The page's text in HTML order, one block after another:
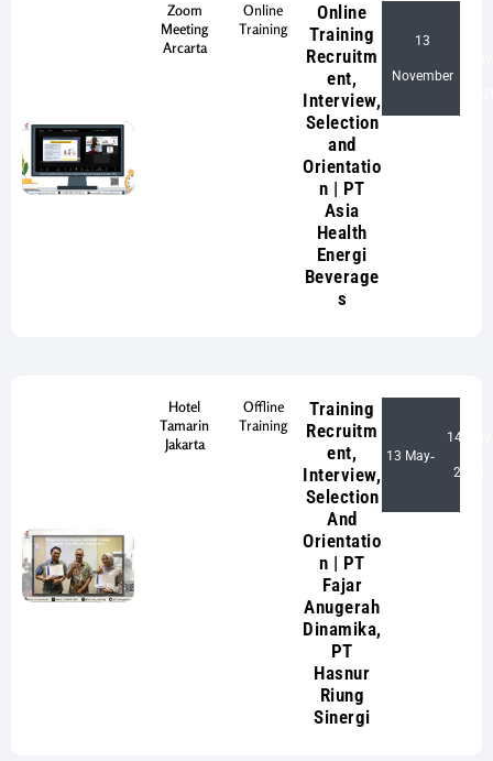
Zoom
Meeting
Arcarta
Online
Training
Online
Training
Recruitm
ent,
Interview,
Selection
and
Orientatio
n | PT
Asia
Health
Energi
Beverage
s
13
November
Hotel
Tamarin
Jakarta
Offline
Training
Training
Recruitm
ent,
Interview,
Selection
And
Orientatio
n | PT
Fajar
Anugerah
Dinamika,
PT
Hasnur
Riung
Sinergi
13 May-
14 May
2024